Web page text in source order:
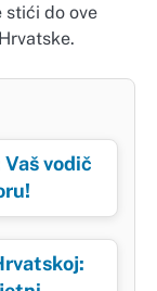
stići do ove
vodič